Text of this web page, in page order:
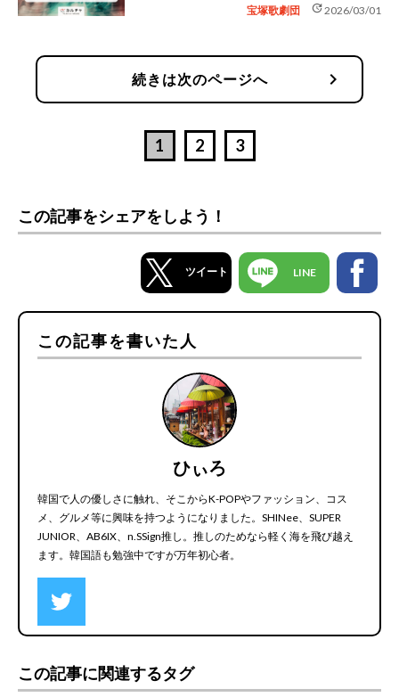
宝塚歌劇団 update2026/03/01
続きは次のページへ chevron_right
1 2 3
この記事をシェアをしよう！
ツイート LINE
この記事を書いた人
ひぃろ
韓国で人の優しさに触れ、そこからK-POPやファッション、コス
メ、グルメ等に興味を持つようになりました。SHINee、SUPER
JUNIOR、AB6IX、n.SSign推し。推しのためなら軽く海を飛び越え
ます。韓国語も勉強中ですが万年初心者。
この記事に関連するタグ